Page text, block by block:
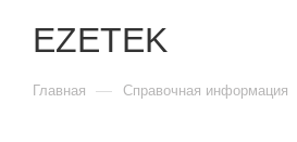
EZETEK
Главная — Справочная информация